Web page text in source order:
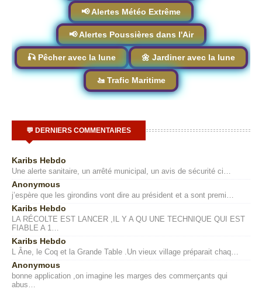
📢 Alertes Météo Extrême
📢 Alertes Poussières dans l'Air
🎣 Pêcher avec la lune 🌼 Jardiner avec la lune
🚤 Trafic Maritime
💬 DERNIERS COMMENTAIRES
Karibs Hebdo
Une alerte sanitaire, un arrêté municipal, un avis de sécurité ci…
Anonymous
j’espère que les girondins vont dire au président et a sont premi…
Karibs Hebdo
LA RÉCOLTE EST LANCER ,IL Y A QU UNE TECHNIQUE QUI EST
FIABLE A 1…
Karibs Hebdo
L Âne, le Coq et la Grande Table .Un vieux village préparait chaq…
Anonymous
bonne application ,on imagine les marges des commerçants qui
abus…